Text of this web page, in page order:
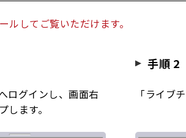
ルしてご覧いただけます。
ログインし、画面右
します。
手順 2
「ライブ